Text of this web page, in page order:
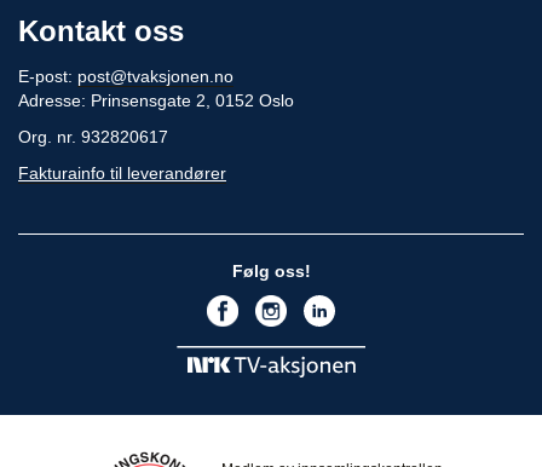
Kontakt oss
E-post: post@tvaksjonen.no
Adresse: Prinsensgate 2, 0152 Oslo
Org. nr. 932820617
Fakturainfo til leverandører
Følg oss!